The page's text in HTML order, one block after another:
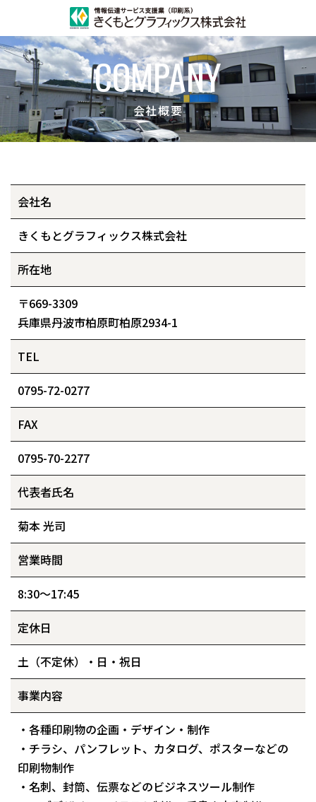
〒669-3309
兵庫県丹波市柏原町柏原2934-1
定休日｜土・日・祝日
HOME
ホーム
ABOUT
DESIGN
企画・デザイン
DIGITAL
PRINTING
印刷・加工
TOPICS
トピックス
NEWS
新着情報
COMPANY
COMPANY
会社概要
会社名
きくもとグラフィックス株式会社
所在地
〒669-3309
兵庫県丹波市柏原町柏原2934-1
TEL
0795-72-0277
FAX
0795-70-2277
代表者氏名
菊本 光司
営業時間
8:30～17:45
定休日
土（不定休）・日・祝日
事業内容
・各種印刷物の企画・デザイン・制作
・チラシ、パンフレット、カタログ、ポスターなどの
印刷物制作
・名刺、封筒、伝票などのビジネスツール制作